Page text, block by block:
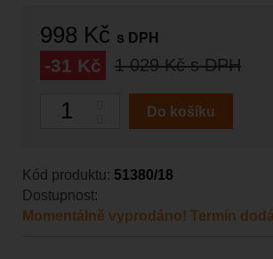
998 Kč s DPH
-31 Kč 1 029 Kčs DPH
Počet
Do košíku
Kód produktu: 51380/18
Dostupnost:
Momentálně vyprodáno! Termín